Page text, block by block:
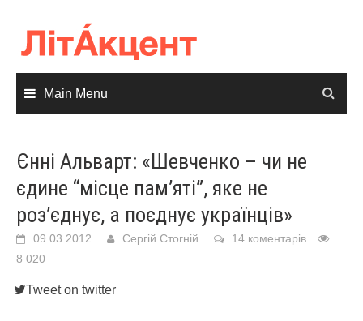
content
Main Menu
Єнні Альварт: «Шевченко – чи не
єдине “місце пам’яті”, яке не
роз’єднує, а поєднує українців»
09.03.2012 Сергій Стогній
14 коментарів
8 020
Tweet on twitter